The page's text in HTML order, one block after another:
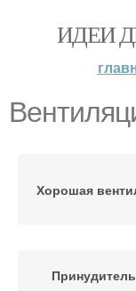
ИДЕИ
Хорошая